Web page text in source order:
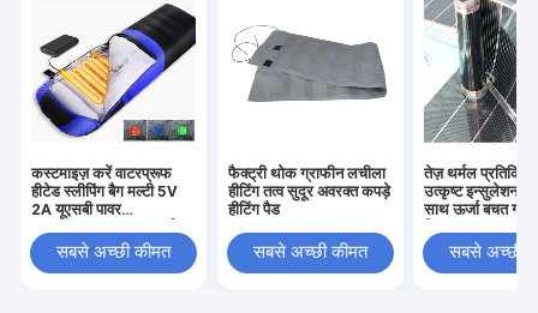
कस्टमाइज़ करें वाटरप्रूफ
हीटेड स्लीपिंग बैग मल्टी 5V
2A यूएसबी पावर
हीटेड स्लीपिंग बैग कैम्पिंग के
लिए
सबसे अच्छी कीमत
फैक्ट्री थोक ग्राफीन लचीला
हीटिंग तत्व सुदूर अवरक्त कपड़े
हीटिंग पैड
सबसे अच्छी कीमत
तेज़ थर्मल
उत्कृष्ट इन्सुलेशन
साथ ऊर्जा बचत
सबसे अच्छी